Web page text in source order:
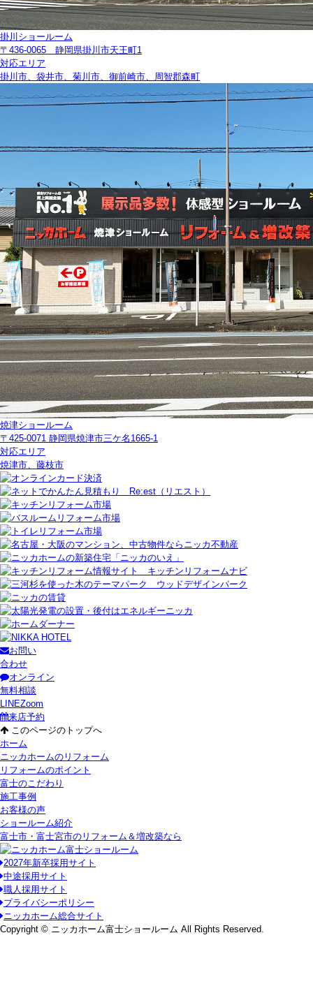
掛川ショールーム
〒436-0065 静岡県掛川市天王町1
対応エリア
掛川市、袋井市、菊川市、御前崎市、周智郡森町
焼津ショールーム
〒425-0071 静岡県焼津市三ケ名1665-1
対応エリア
焼津市、藤枝市
お問い
合わせ
オンライン
無料相談
LINEZoom
来店予約
このページのトップへ
ホーム
ニッカホームのリフォーム
リフォームのポイント
富士のこだわり
施工事例
お客様の声
ショールーム紹介
富士市・富士宮市のリフォーム＆増改築なら
2027年新卒採用サイト
中途採用サイト
職人採用サイト
プライバシーポリシー
ニッカホーム総合サイト
Copyright © ニッカホーム富士ショールーム All Rights Reserved.